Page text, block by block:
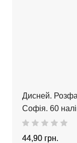
Дисней.
Софія. 60
44,90 грн.